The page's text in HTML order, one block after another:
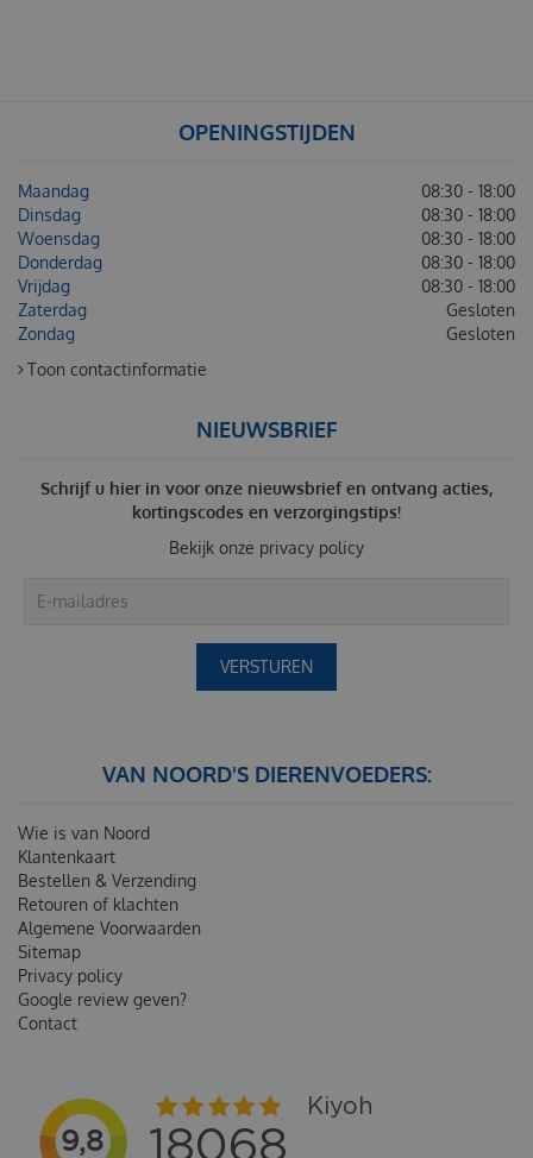
OPENINGSTIJDEN
Maandag
08:30 - 18:00
Dinsdag
08:30 - 18:00
Woensdag
08:30 - 18:00
Donderdag
08:30 - 18:00
Vrijdag
08:30 - 18:00
Zaterdag
Gesloten
Zondag
Gesloten
Toon contactinformatie
NIEUWSBRIEF
Schrijf u hier in voor onze nieuwsbrief en ontvang acties,
kortingscodes en verzorgingstips!
Bekijk onze privacy policy
VAN NOORD'S DIERENVOEDERS:
Wie is van Noord
Klantenkaart
Bestellen & Verzending
Retouren of klachten
Algemene Voorwaarden
Sitemap
Privacy policy
Google review geven?
Contact